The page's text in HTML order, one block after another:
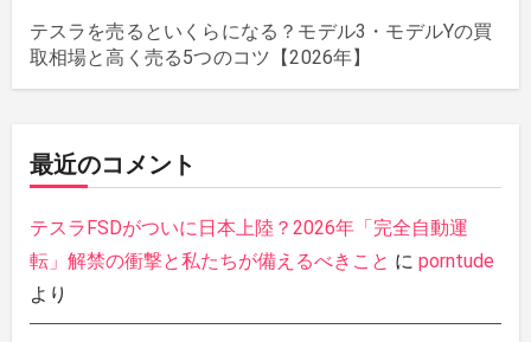
テスラを売るといくらになる？モデル3・モデルYの買
取相場と高く売る5つのコツ【2026年】
最近のコメント
テスラFSDがついに日本上陸？2026年「完全自動運
転」解禁の衝撃と私たちが備えるべきこと に porntude
より